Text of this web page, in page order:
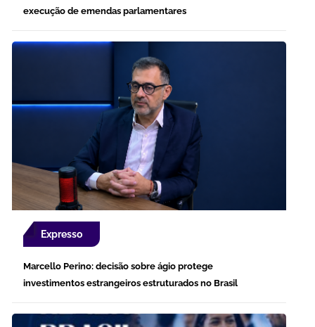
execução de emendas parlamentares
Expresso
Marcello Perino: decisão sobre ágio protege
investimentos estrangeiros estruturados no Brasil